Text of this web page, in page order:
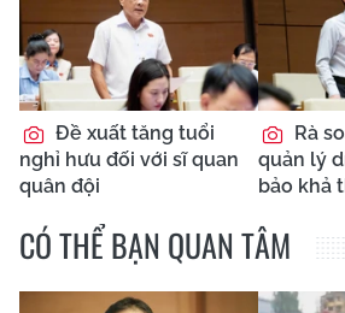
Đề xuất tăng tuổi
nghỉ hưu đối với sĩ quan
quân đội
Rà
quản lý
bảo khả
CÓ THỂ BẠN QUAN TÂM